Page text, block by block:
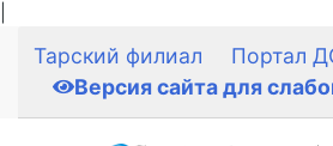
Тарский филиал Портал
Версия сайта для